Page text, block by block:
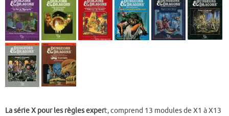
La série X pour les règles expert, comprend 13 modules de X1 à X13